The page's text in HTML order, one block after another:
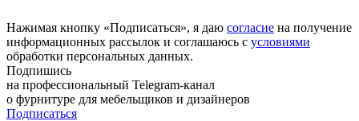
Нажимая кнопку «Подписаться», я даю согласие на получение
информационных рассылок и соглашаюсь с условиями
обработки персональных данных.
Подпишись
на профессиональный Telegram-канал
о фурнитуре для мебельщиков и дизайнеров
Подписаться